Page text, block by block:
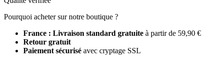
Pourquoi acheter sur notre boutique ?
France : Livraison standard gratuite à partir de 59,90 €
Retour gratuit
Paiement sécurisé avec cryptage SSL